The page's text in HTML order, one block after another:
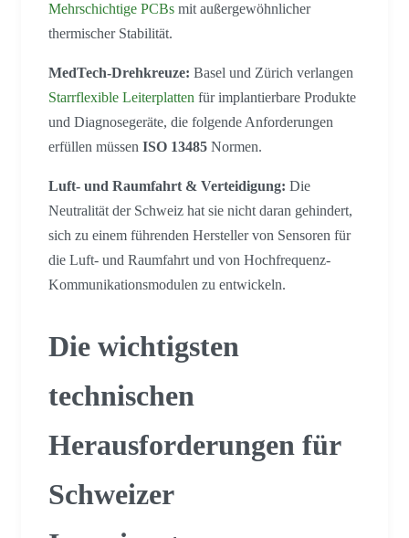
Mehrschichtige PCBs mit außergewöhnlicher
thermischer Stabilität.
MedTech-Drehkreuze: Basel und Zürich verlangen
Starrflexible Leiterplatten für implantierbare Produkte
und Diagnosegeräte, die folgende Anforderungen
erfüllen müssen ISO 13485 Normen.
Luft- und Raumfahrt & Verteidigung: Die
Neutralität der Schweiz hat sie nicht daran gehindert,
sich zu einem führenden Hersteller von Sensoren für
die Luft- und Raumfahrt und von Hochfrequenz-
Kommunikationsmodulen zu entwickeln.
Die wichtigsten
technischen
Herausforderungen für
Schweizer